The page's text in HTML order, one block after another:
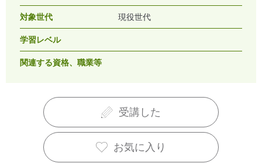
対象世代 現役世代
学習レベル
関連する資格、職業等
受講した
お気に入り